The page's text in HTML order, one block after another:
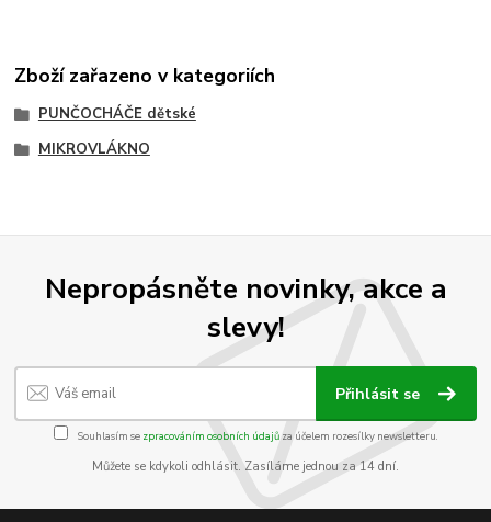
Zboží zařazeno v kategoriích
PUNČOCHÁČE dětské
MIKROVLÁKNO
Nepropásněte novinky, akce a
slevy!
Přihlásit se
Souhlasím se zpracováním osobních údajůza účelem rozesílky newsletteru.
Můžete se kdykoli odhlásit. Zasíláme jednou za 14 dní.